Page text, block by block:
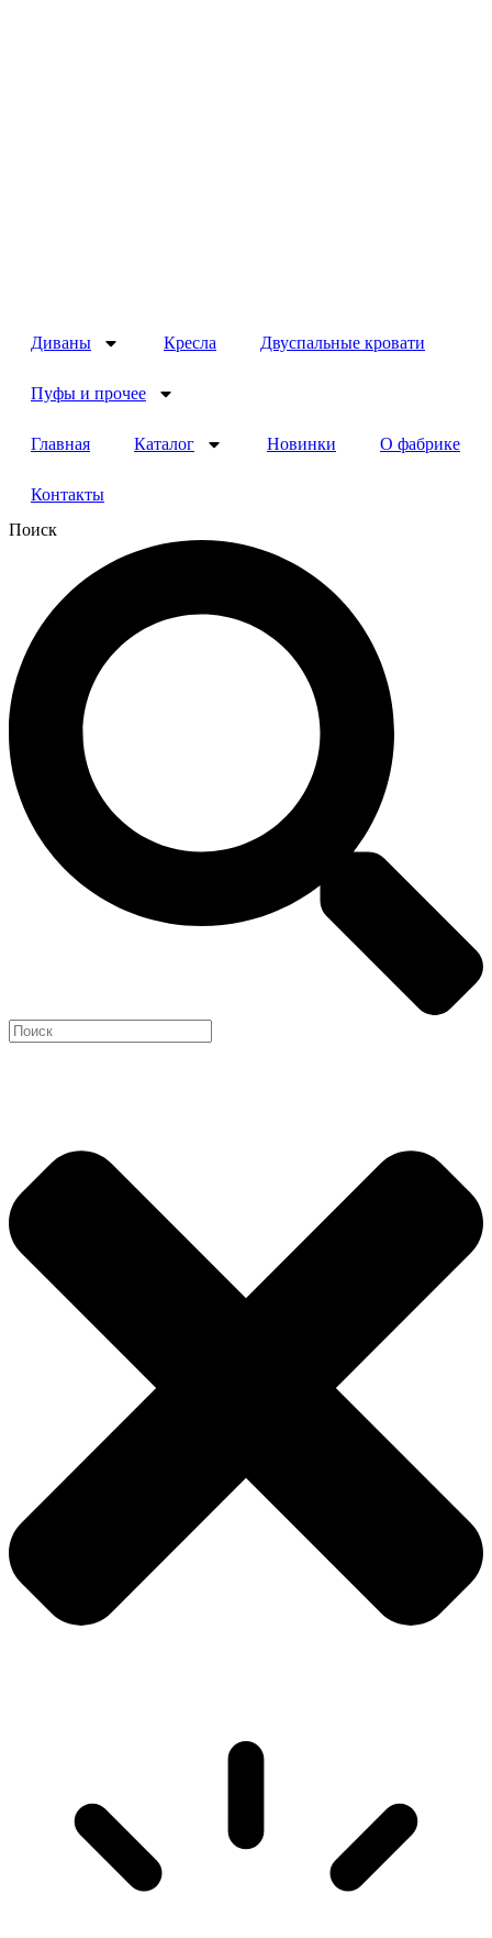
Диваны Кресла Двуспальные кровати
Пуфы и прочее
Главная Каталог Новинки О фабрике
Контакты
Поиск